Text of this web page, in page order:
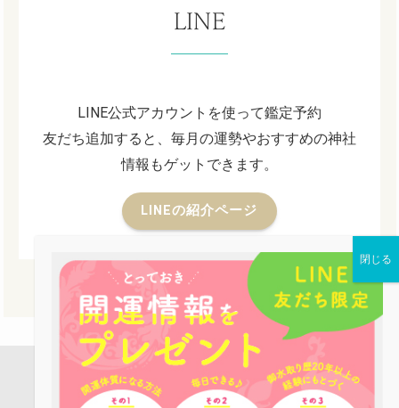
LINE
LINE公式アカウントを使って鑑定予約
友だち追加すると、毎月の運勢やおすすめの神社
情報もゲットできます。
LINEの紹介ページ
店舗案内 占い鑑定 パワーストーン お役立ち情報